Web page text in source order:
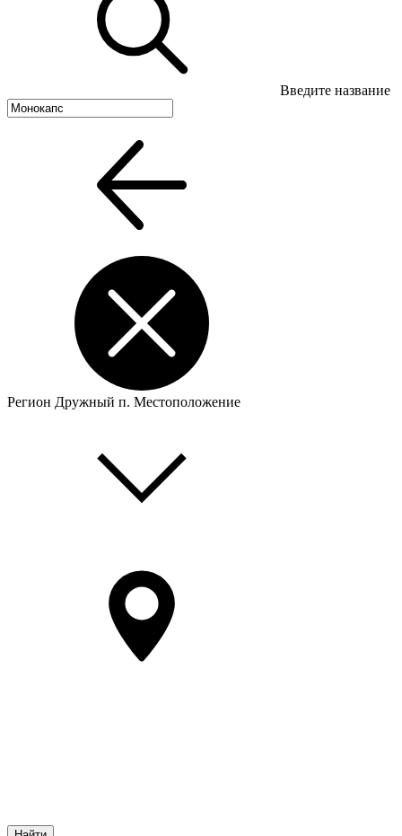
Введите название
Регион Дружный п. Местоположение